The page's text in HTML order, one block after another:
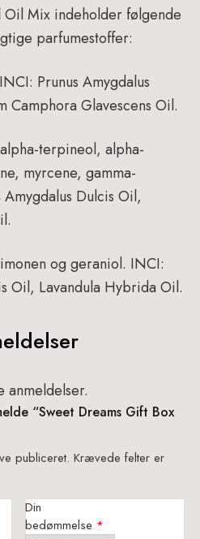
Oil Mix indeholder følgende
parfumestoffer:
INCI: Prunus Amygdalus
Camphora Glavescens Oil.
terpineol, alpha-
myrcene, gamma-
Dulcis Oil,
og geraniol. INCI:
Oil, Lavandula Hybrida Oil.
anmeldelser.
“Sweet Dreams Gift Box
publiceret. Krævede felter er
Din
bedømmelse *